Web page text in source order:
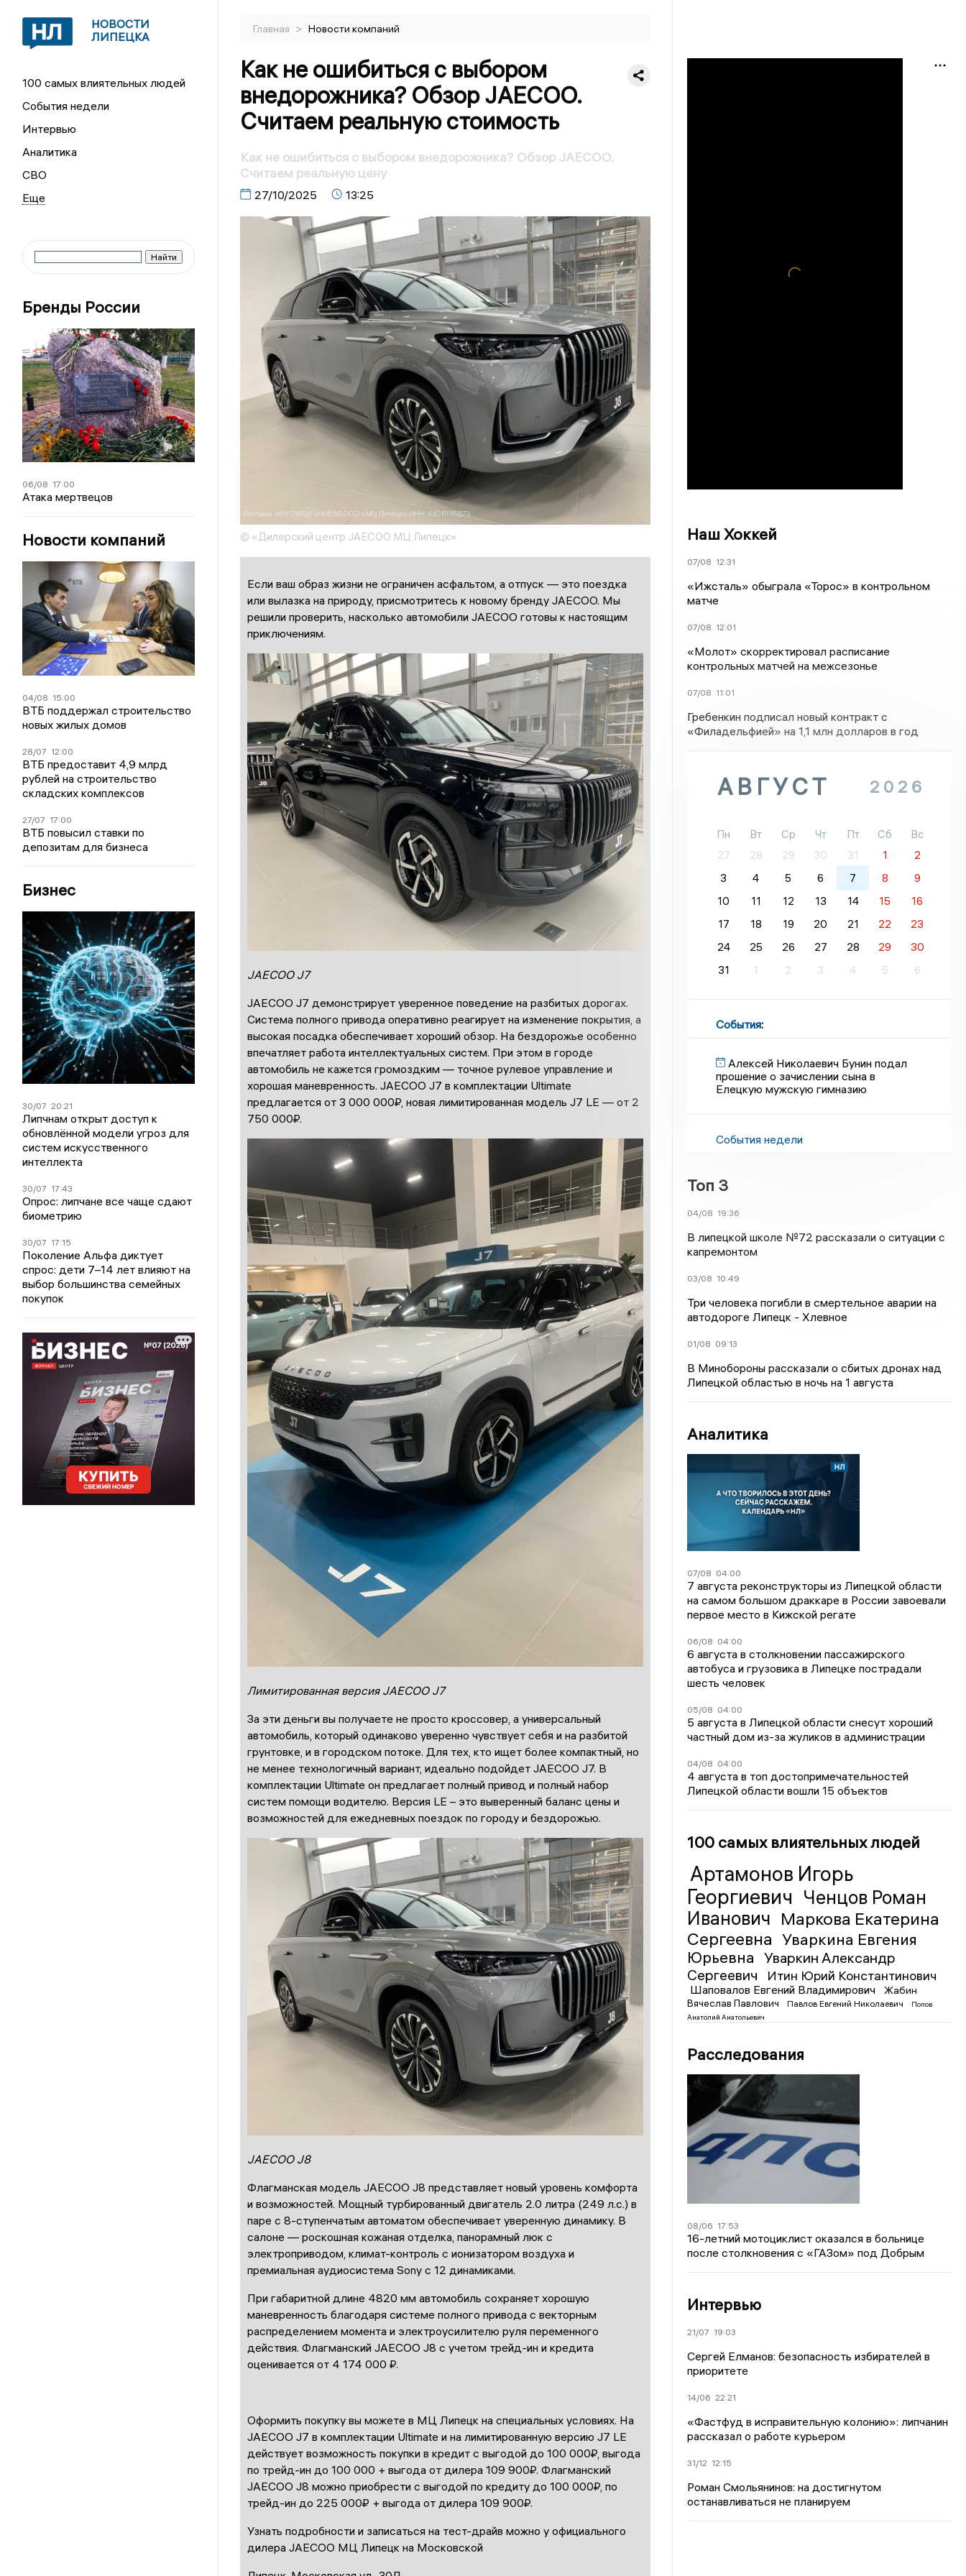
НОВОСТИ
ЛИПЕЦКА
100 самых влиятельных людей
События недели
Интервью
Аналитика
СВО
Бренды России
06/08 17:00
Атака мертвецов
Новости компаний
04/08 15:00
ВТБ поддержал строительство
новых жилых домов
28/07 12:00
ВТБ предоставит 4,9 млрд
рублей на строительство
складских комплексов
27/07 17:00
ВТБ повысил ставки по
депозитам для бизнеса
Бизнес
30/07 20:21
Липчнам открыт доступ к
обновлённой модели угроз для
систем искусственного
интеллекта
30/07 17:43
Опрос: липчане все чаще сдают
биометрию
30/07 17:15
Поколение Альфа диктует
спрос: дети 7–14 лет влияют на
выбор большинства семейных
покупок
Главная > Новости компаний
Как не ошибиться с выбором
внедорожника? Обзор JAECOO.
Считаем реальную стоимость
Как не ошибиться с выбором внедорожника? Обзор JAECOO.
Считаем реальную цену
27/10/2025 13:25
© «Дилерский центр JAECOO МЦ Липецк»
Если ваш образ жизни не ограничен асфальтом, а отпуск — это поездка
или вылазка на природу, присмотритесь к новому бренду JAECOO. Мы
решили проверить, насколько автомобили JAECOO готовы к настоящим
приключениям.
JAECOO J7
JAECOO J7 демонстрирует уверенное поведение на разбитых дорогах.
Система полного привода оперативно реагирует на изменение покрытия, а
высокая посадка обеспечивает хороший обзор. На бездорожье особенно
впечатляет работа интеллектуальных систем. При этом в городе
автомобиль не кажется громоздким — точное рулевое управление и
хорошая маневренность. JAECOO J7 в комплектации Ultimate
предлагается от 3 000 000₽, новая лимитированная модель J7 LE — от 2
750 000₽.
Лимитированная версия JAECOO J7
За эти деньги вы получаете не просто кроссовер, а универсальный
автомобиль, который одинаково уверенно чувствует себя и на разбитой
грунтовке, и в городском потоке. Для тех, кто ищет более компактный, но
не менее технологичный вариант, идеально подойдет JAECOO J7. В
комплектации Ultimate он предлагает полный привод и полный набор
систем помощи водителю. Версия LE – это выверенный баланс цены и
возможностей для ежедневных поездок по городу и бездорожью.
JAECOO J8
Флагманская модель JAECOO J8 представляет новый уровень комфорта
и возможностей. Мощный турбированный двигатель 2.0 литра (249 л.с.) в
паре с 8-ступенчатым автоматом обеспечивает уверенную динамику. В
салоне — роскошная кожаная отделка, панорамный люк с
электроприводом, климат-контроль с ионизатором воздуха и
премиальная аудиосистема Sony с 12 динамиками.
При габаритной длине 4820 мм автомобиль сохраняет хорошую
маневренность благодаря системе полного привода с векторным
распределением момента и электроусилителю руля переменного
действия. Флагманский JAECOO J8 с учетом трейд-ин и кредита
оценивается от 4 174 000 ₽.
Оформить покупку вы можете в МЦ Липецк на специальных условиях. На
JAECOO J7 в комплектации Ultimate и на лимитированную версию J7 LE
действует возможность покупки в кредит с выгодой до 100 000₽, выгода
по трейд-ин до 100 000 + выгода от дилера 109 900₽. Флагманский
JAECOO J8 можно приобрести с выгодой по кредиту до 100 000₽, по
трейд-ин до 225 000₽ + выгода от дилера 109 900₽.
Узнать подробности и записаться на тест-драйв можно у официального
дилера JAECOO МЦ Липецк на Московской
Наш Хоккей
07/08 12:31
«Ижсталь» обыграла «Торос» в контрольном
матче
07/08 12:01
«Молот» скорректировал расписание
контрольных матчей на межсезонье
07/08 11:01
Гребенкин подписал новый контракт с
«Филадельфией» на 1,1 млн долларов в год
АВГУСТ 2026
Пн Вт Ср Чт Пт Сб
Вс
27
28 29 30 31 1
2
3
4 5 6 7 8
9
10
11 12 13 14 15
16
17
18 19 20 21 22
23
24
25 26 27 28 29
30
31
1 2 3 4 5 6
События:
Алексей Николаевич Бунин подал
прошение о зачислении сына в
Елецкую мужскую гимназию
События недели
Топ 3
04/08 19:36
В липецкой школе №72 рассказали о ситуации с
капремонтом
03/08 10:49
Три человека погибли в смертельное аварии на
автодороге Липецк - Хлевное
01/08 09:13
В Минобороны рассказали о сбитых дронах над
Липецкой областью в ночь на 1 августа
Аналитика
07/08 04:00
7 августа реконструкторы из Липецкой области
на самом большом драккаре в России завоевали
первое место в Кижской регате
06/08 04:00
6 августа в столкновении пассажирского
автобуса и грузовика в Липецке пострадали
шесть человек
05/08 04:00
5 августа в Липецкой области снесут хороший
частный дом из-за жуликов в администрации
04/08 04:00
4 августа в топ достопримечательностей
Липецкой области вошли 15 объектов
100 самых влиятельных людей
Артамонов Игорь
Георгиевич Ченцов Роман
Иванович Маркова Екатерина
Сергеевна Уваркина Евгения
Юрьевна
Уваркин Александр
Сергеевич
Итин Юрий Константинович
Шаповалов Евгений Владимирович
Жабин
Вячеслав Павлович
Павлов Евгений Николаевич
Попов
Анатолий Анатольевич
Расследования
08/06 17:53
16-летний мотоциклист оказался в больнице
после столкновения с «ГАЗом» под Добрым
Интервью
21/07 19:03
Сергей Елманов: безопасность избирателей в
приоритете
14/06 22:21
«Фастфуд в исправительную колонию»: липчанин
рассказал о работе курьером
31/12 12:15
Роман Смольянинов: на достигнутом
останавливаться не планируем